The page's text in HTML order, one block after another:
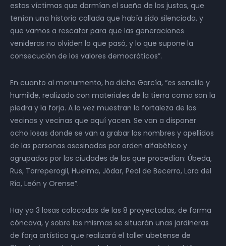
estas víctimas que dormían el sueño de los justos, que
tenían una historia callada que había sido silenciada, y
que vamos a rescatar para que las generaciones
venideras no olviden lo que pasó, y lo que supone la
consecución de los valores democráticos”.
En cuanto al monumento, ha dicho García, “es sencillo y
humilde, realizado con materiales de la tierra como son la
piedra y la forja. A la vez muestran la fortaleza de los
vecinos y vecinas que aquí yacen. Se van a disponer
ocho losas donde se van a grabar los nombres y apellidos
de las personas asesinadas por orden alfabético y
agrupados por las ciudades de las que procedían: Úbeda,
Rus, Torreperogil, Huelma, Jódar, Peal de Becerro, Lora del
Río, León y Orense”.
Hay ya 3 losas colocadas de las 8 proyectadas, de forma
cóncava, y sobre las mismas se situarán unas jardineras
de forja artística que realizará el taller ubetense de